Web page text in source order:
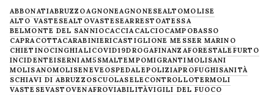
ABBONATIABRUZZOAGNONEAGNONESEALTOMOLISE
ALTO VASTESEALTOVASTESEARRESTOATESSA
BELMONTE DEL SANNIOCACCIACALCIOCAMPOBASSO
CAPRACOTTACARABINIERICASTIGLIONE MESSER MARINO
CHIETINOCINGHIALICOVID19DROGAFINANZAFORESTALE FURTO
INCIDENTEISERNIAM5SMALTEMPOMIGRANTIMOLISANI
MOLISANOMOLISENEVE OSPEDALEPOLIZIAPROFUGHISANITÀ
SCHIAVI DI ABRUZZOSCUOLASELECONTROLLOTERMOLI
VASTESEVASTOVENAFROVIABILITÀVIGILI DEL FUOCO